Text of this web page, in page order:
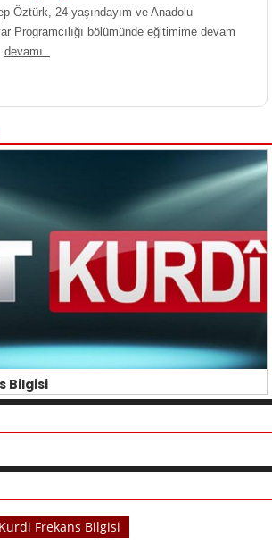
Öztürk, 24 yaşındayım ve Anadolu
Programcılığı bölümünde eğitimime devam
devamı..
Bilgisi
Frekans Bilgisi